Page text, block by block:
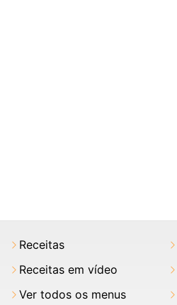
Receitas
Receitas em vídeo
Ver todos os menus